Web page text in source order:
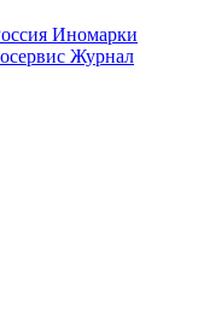
Иномарки
Журнал